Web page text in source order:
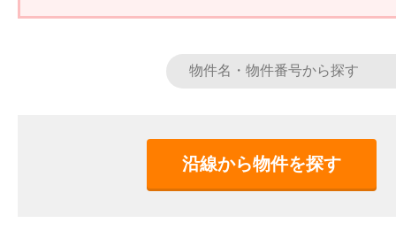
沿線から物件を探す